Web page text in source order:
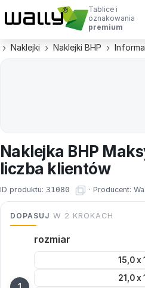
Tablice i
oznakowania
premium
Naklejki Naklejki BHP
Naklejka BHP
liczba klientów
ID produktu: 31080 · Producent:
DOPASUJ W 2 KROKACH
rozmiar
15,0 x
21,0 x